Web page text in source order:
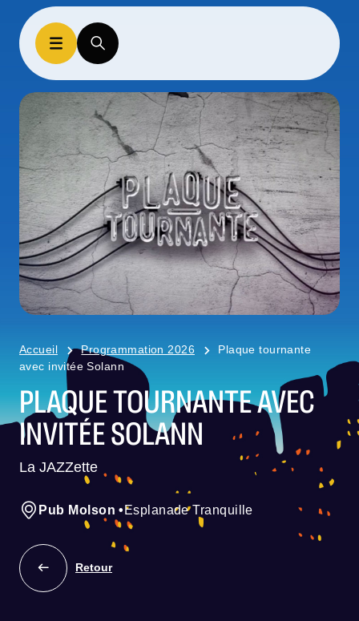
Accueil Programmation 2026
Plaque tournante
avec invitée Solann
PLAQUE TOURNANTE AVEC
INVITÉE SOLANN
La JAZZette
Pub Molson• Esplanade Tranquille
Retour